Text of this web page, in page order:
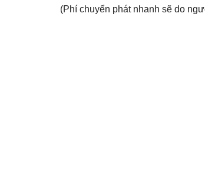
(Phí chuyển phát nhanh sẽ do